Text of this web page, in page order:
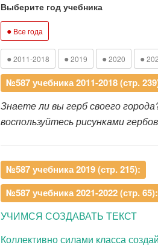
Выберите год учебника
● Все года
● 2011-2018 ● 2019 ● 2020 ●
№587 учебника 2011-2018 (стр.
Знаете ли вы герб своего
воспользуйтесь рисунками
№587 учебника 2019 (стр. 215):
№587 учебника 2021-2022 (стр. 65):
УЧИМСЯ СОЗДАВАТЬ ТЕКСТ
Коллективно силами класса